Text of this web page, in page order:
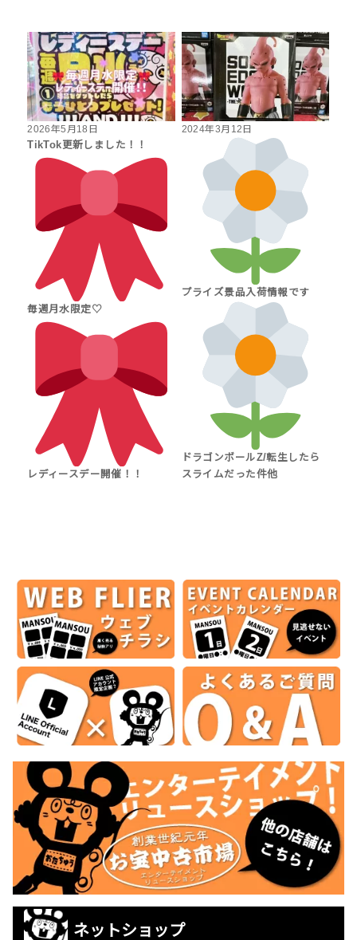
2026年5月18日
TikTok更新しました！！
毎週月水限定♡
レディースデー開催！！
2024年3月12日
プライズ景品入荷情報です
ドラゴンボールZ/転生したら
スライムだった件他
ネットショップ